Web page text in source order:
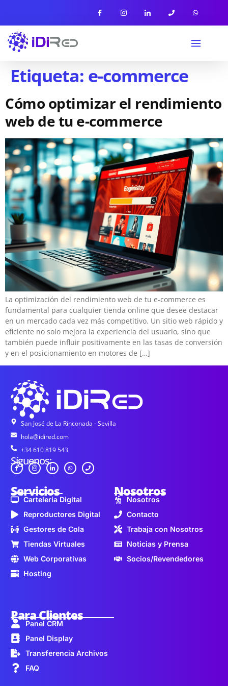
Etiqueta: e-commerce
Cómo optimizar el rendimiento
web de tu e-commerce
La optimización del rendimiento web de tu e-commerce es
fundamental para cualquier tienda online que desee destacar
en un mercado cada vez más competitivo. Un sitio web rápido y
eficiente no solo mejora la experiencia del usuario, sino que
también puede influir positivamente en las tasas de conversión
y en el posicionamiento en motores de […]
San José de La Rinconada - Sevilla
hola@idired.com
+34 610 819 543
Síguenos:
Servicios
Cartelería Digital
Reproductores Digital
Gestores de Cola
Tiendas Virtuales
Web Corporativas
Hosting
Nosotros
Nosotros
Contacto
Trabaja con Nosotros
Noticias y Prensa
Socios/Revendedores
Para Clientes
Panel CRM
Panel Display
Transferencia Archivos
FAQ